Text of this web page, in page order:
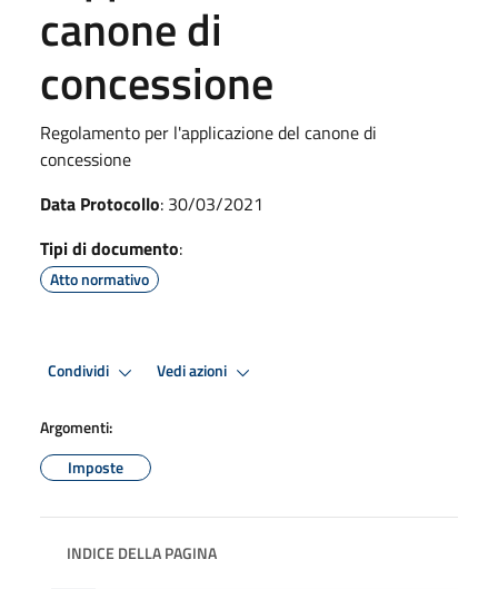
canone di
concessione
Regolamento per l'applicazione del canone di
concessione
Data Protocollo: 30/03/2021
Tipi di documento:
Atto normativo
Condividi Vedi azioni
Argomenti:
Imposte
INDICE DELLA PAGINA